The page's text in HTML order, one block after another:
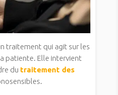
traitement qui agit sur les
patiente. Elle intervient
du traitement des